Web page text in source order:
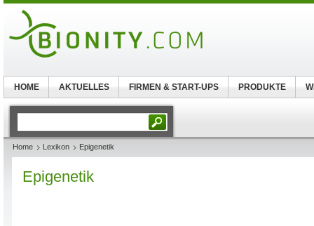
Home Lexikon Epigenetik
Epigenetik
HOME AKTUELLES FIRMEN & START-UPS PRODUKTE